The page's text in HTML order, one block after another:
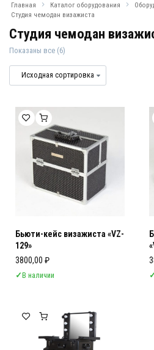
Главная Каталог оборудования
Студия чемодан визажиста
Студия чемодан
Показаны все (6)
Бьюти-кейс визажиста «VZ-
129»
3800,00 ₽
✓В наличии ✓